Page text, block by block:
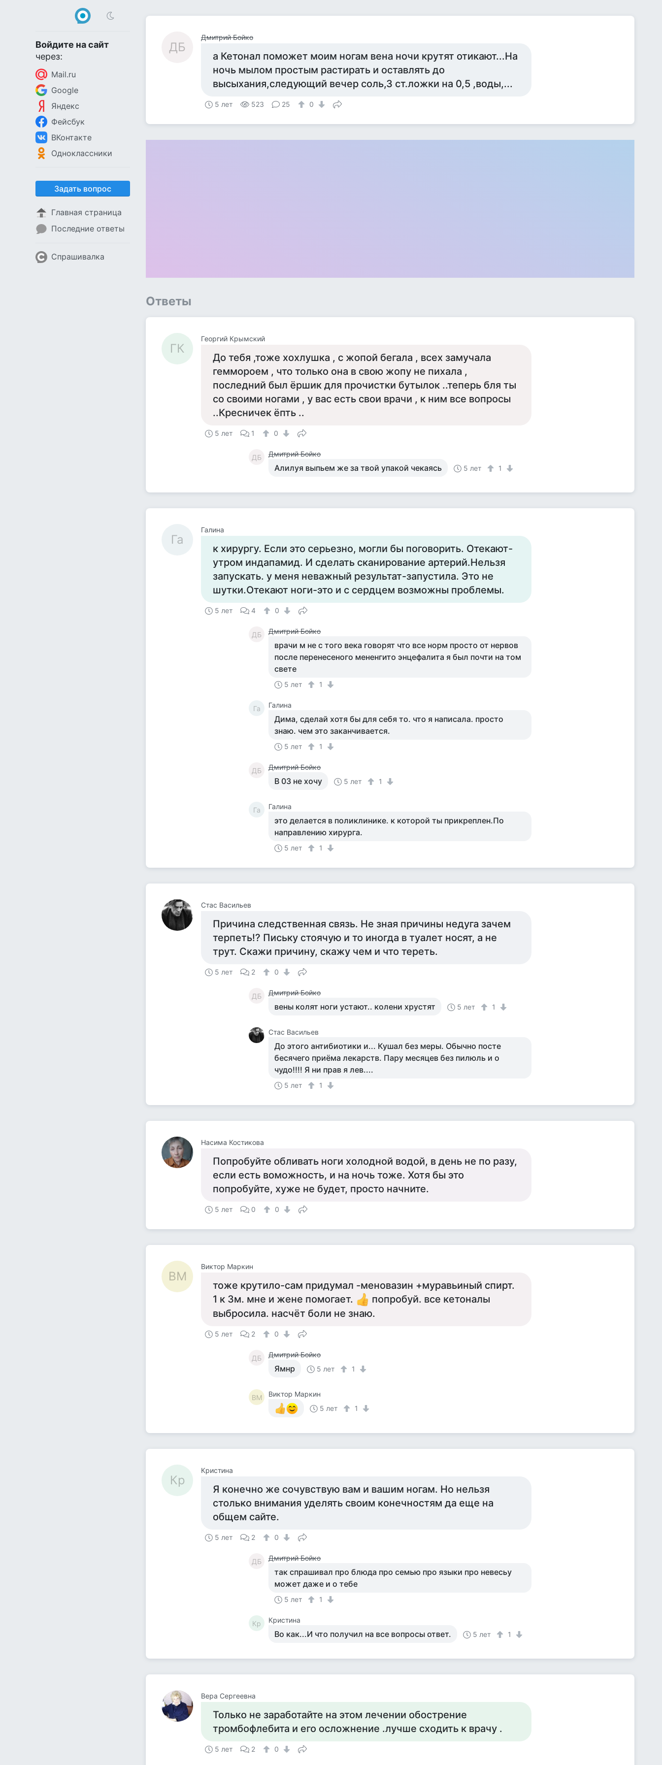
Войдите на сайт
через:
Mail.ru
Google
Яндекс
Фейсбук
ВКонтакте
Одноклассники
Задать вопрос
Главная страница
Последние ответы
Спрашивалка
ДБ
Дмитрий Бойко
а Кетонал поможет моим ногам вена ночи крутят отикают...На
ночь мылом простым растирать и оставлять до
высыхания,следующий вечер соль,3 ст.ложки на 0,5 ,воды,...
5 лет 523 25 0
Ответы
ГК
Георгий Крымский
До тебя ,тоже хохлушка , с жопой бегала , всех замучала
геммороем , что только она в свою жопу не пихала ,
последний был ёршик для прочистки бутылок ..теперь бля ты
со своими ногами , у вас есть свои врачи , к ним все вопросы
..Кресничек ёпть ..
5 лет 1 0
ДБ Дмитрий Бойко
Алилуя выпьем же за твой упакой чекаясь 5 лет 1
Га
Галина
к хирургу. Если это серьезно, могли бы поговорить. Отекают-
утром индапамид. И сделать сканирование артерий.Нельзя
запускать. у меня неважный результат-запустила. Это не
шутки.Отекают ноги-это и с сердцем возможны проблемы.
5 лет 4 0
ДБ Дмитрий Бойко
врачи м не с того века говорят что все норм просто от нервов
после перенесеного мененгито энцефалита я был почти на том
свете
5 лет 1
Га Галина
Дима, сделай хотя бы для себя то. что я написала. просто
знаю. чем это заканчивается.
5 лет 1
ДБ Дмитрий Бойко
В 03 не хочу 5 лет 1
Га Галина
это делается в поликлинике. к которой ты прикреплен.По
направлению хирурга.
5 лет 1
Стас Васильев
Причина следственная связь. Не зная причины недуга зачем
терпеть!? Письку стоячую и то иногда в туалет носят, а не
трут. Скажи причину, скажу чем и что тереть.
5 лет 2 0
ДБ Дмитрий Бойко
вены колят ноги устают.. колени хрустят 5 лет 1
Стас Васильев
До этого антибиотики и... Кушал без меры. Обычно посте
бесячего приёма лекарств. Пару месяцев без пилюль и о
чудо!!!! Я ни прав я лев....
5 лет 1
Насима Костикова
Попробуйте обливать ноги холодной водой, в день не по разу,
если есть воможность, и на ночь тоже. Хотя бы это
попробуйте, хуже не будет, просто начните.
5 лет 0 0
ВМ
Виктор Маркин
тоже крутило-сам придумал -меновазин +муравьиный спирт.
1 к 3м. мне и жене помогает.
попробуй. все кетоналы
выбросила. насчёт боли не знаю.
5 лет 2 0
ДБ Дмитрий Бойко
Ямнр 5 лет 1
ВМ
Виктор Маркин
5 лет
1
Кр
Кристина
Я конечно же сочувствую вам и вашим ногам. Но нельзя
столько внимания уделять своим конечностям да еще на
общем сайте.
5 лет 2 0
ДБ Дмитрий Бойко
так спрашивал про блюда про семью про языки про невесьу
может даже и о тебе
5 лет 1
Кр Кристина
Во как...И что получил на все вопросы ответ. 5 лет 1
Вера Сергеевна
Только не заработайте на этом лечении обострение
тромбофлебита и его осложнение .лучше сходить к врачу .
5 лет 2 0